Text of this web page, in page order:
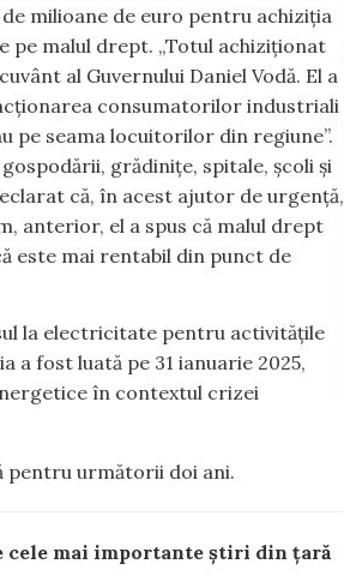
milioane de euro pentru achiziția
pe malul drept. „Totul achiziționat
al Guvernului Daniel Vodă. El a
consumatorilor industriali
seama locuitorilor din regiune”.
grădinițe, spitale, școli și
că, în acest ajutor de urgență,
anterior, el a spus că malul drept
este mai rentabil din punct de
la electricitate pentru activitățile
a fost luată pe 31 ianuarie 2025,
în contextul crizei
pentru următorii doi ani.
cele mai importante știri din țară